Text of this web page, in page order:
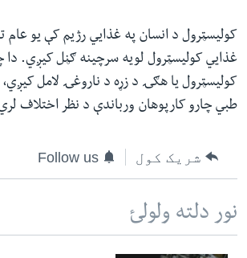
کولیسټرول د انسان په غذايي رژیم کې یو
غذایي کولیسټرول لویه سرچینه ګڼل کیږي. دا
کولیسټرول یا هګۍ د زړه د ناروغۍ لامل
طبي چارو کارپوهان ورباندې د نظر اختلاف
شریک کول Follow us
نور دلته ولولئ